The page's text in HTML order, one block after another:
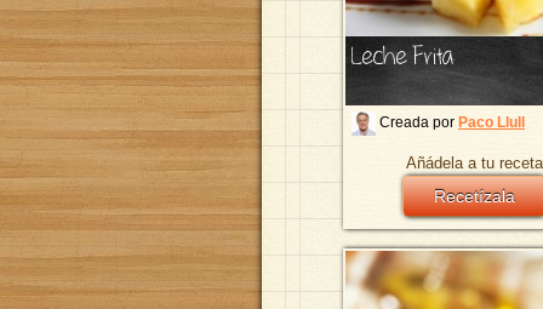
Leche Frita
Creada por Paco Llull
Añádela a tu
Recetízala